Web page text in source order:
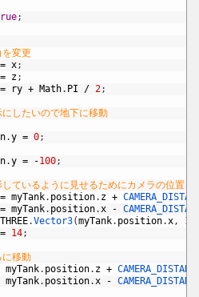
;
変更
= x;
= z;
= ry + Math. PI / 2;
したいので地下に移動
.y = 0;
.y = -100;
ているように見せるためにカメラの位置を
= myTank. position. z +
= myTank. position.x -
THREE.Vector3(myTank. position.x, 10
= 14;
移動
myTank. position. z +
myTank. position.x -